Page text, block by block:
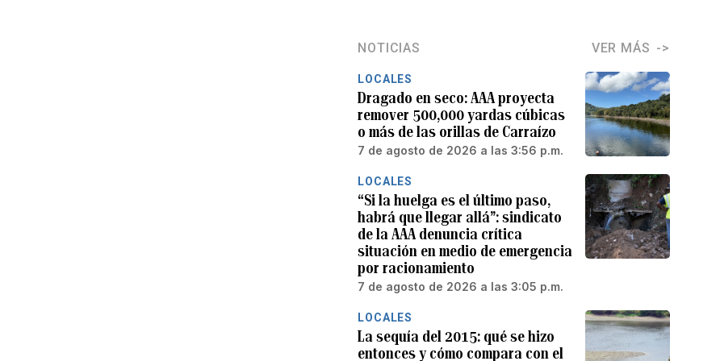
NOTICIAS VER MÁS
LOCALES
Dragado en seco: AAA proyecta
remover 500,000 yardas cúbicas
o más de las orillas de Carraízo
7 de agosto de 2026 a las 3:56 p.m.
LOCALES
“Si la huelga es el último paso,
habrá que llegar allá”: sindicato
de la AAA denuncia crítica
situación en medio de emergencia
por racionamiento
7 de agosto de 2026 a las 3:05 p.m.
LOCALES
La sequía del 2015: qué se hizo
entonces y cómo compara con el